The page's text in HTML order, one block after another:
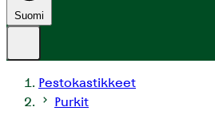
Suomi
Pestokastikkeet
Purkit